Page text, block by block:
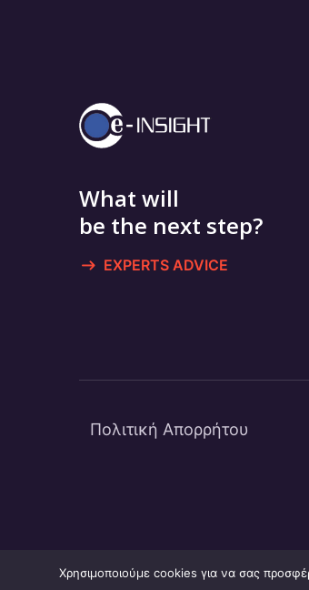
What will
be the next step?
EXPERTS ADVICE
Πολιτική Απορρήτου
Χρησιμοποιούμε cookies για να σας